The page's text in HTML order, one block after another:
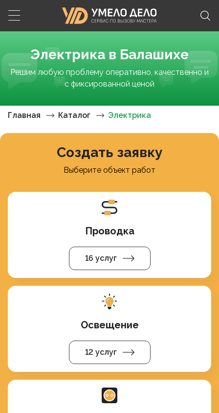
Электрика в Балашихе
Решим любую проблему оперативно, качественно и
с фиксированной ценой
Главная Каталог Электрика
Создать заявку
Выберите объект работ
Проводка
16 услуг
Освещение
12 услуг